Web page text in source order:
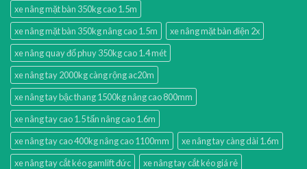
xe nâng mặt bàn 350kg cao 1.5m
xe nâng mặt bàn 350kg nâng cao 1.5m
xe nâng mặt bàn điện 2x
xe nâng quay đổ phuy 350kg cao 1.4 mét
xe nâng tay 2000kg càng rộng ac20m
xe nâng tay bậc thang 1500kg nâng cao 800mm
xe nâng tay cao 1.5 tấn nâng cao 1.6m
xe nâng tay cao 400kg nâng cao 1100mm
xe nâng tay càng dài 1.6m
xe nâng tay cắt kéo gamlift đức
xe nâng tay cắt kéo giá rẻ